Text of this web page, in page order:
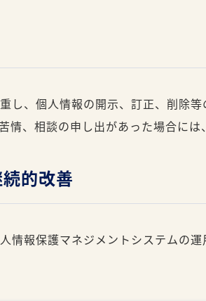
し、個人情報の開示、訂正、削除
情、相談の申し出があった場合には
的改善
情報保護マネジメントシステムの